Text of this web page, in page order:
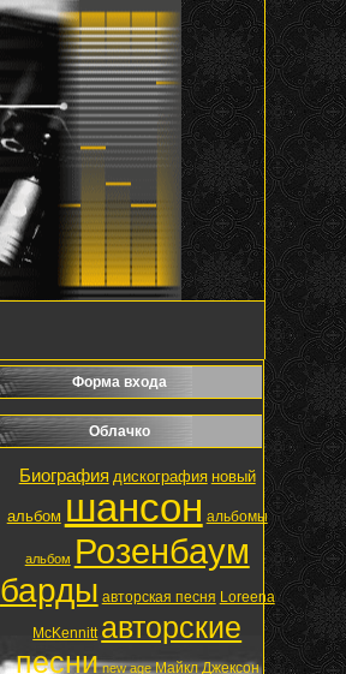
Форма входа
Облачко
Биография дискография новый
альбом шансон альбомы
альбом Розенбаум
барды авторская песня Loreena
McKennitt авторские
песни new age Майкл Джексон